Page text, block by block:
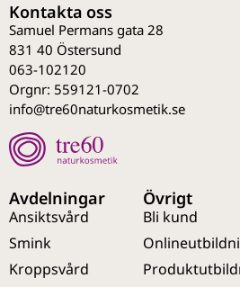
Kontakta oss
Samuel Permans gata 28
831 40 Östersund
063-102120
Orgnr: 559121-0702
info@tre60naturkosmetik.se
Avdelningar
Ansiktsvård
Smink
Kroppsvård
Övrigt
Bli kund